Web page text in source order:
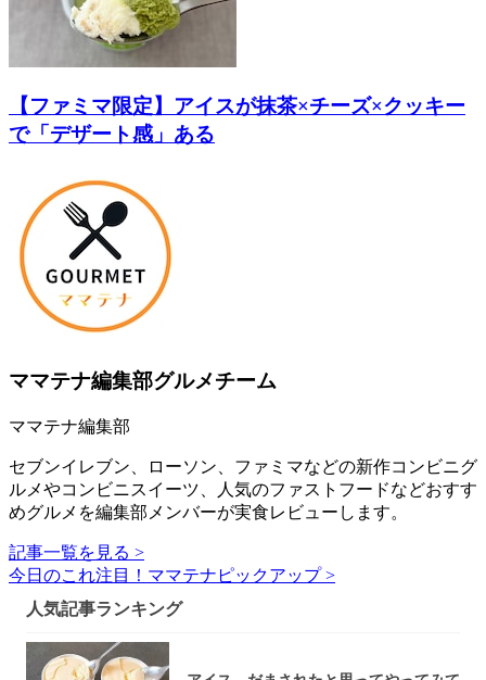
【ファミマ限定】アイスが抹茶×チーズ×クッキー
で「デザート感」ある
ママテナ編集部グルメチーム
ママテナ編集部
セブンイレブン、ローソン、ファミマなどの新作コンビニグ
ルメやコンビニスイーツ、人気のファストフードなどおすす
めグルメを編集部メンバーが実食レビューします。
記事一覧を見る >
今日のこれ注目！ママテナピックアップ >
人気記事ランキング